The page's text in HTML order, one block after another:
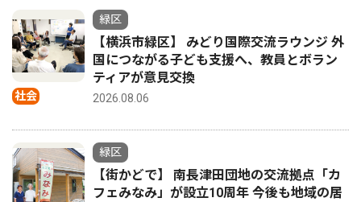
社会
緑区
【横浜市緑区】 みどり国際交流ラウンジ 外
国につながる子ども支援へ、教員とボラン
ティアが意見交換
2026.08.06
緑区
【街かどで】 南長津田団地の交流拠点「カ
フェみなみ」が設立10周年 今後も地域の居